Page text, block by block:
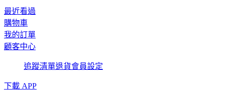
最近看過
購物車
我的訂單
顧客中心
追蹤清單退貨會員設定
下載 APP